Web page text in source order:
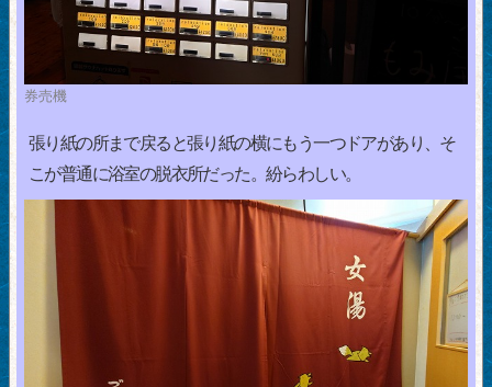
券売機
張り紙の所まで戻ると張り紙の横にもう一つドアがあり、そ
こが普通に浴室の脱衣所だった。紛らわしい。